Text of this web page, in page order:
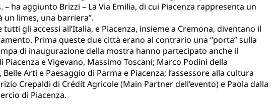
– ha aggiunto Brizzi – La Via Emilia, di cui Piacenza rappresenta un
limes, una barriera”.
gli accessi all’Italia, e Piacenza, insieme a Cremona, diventano il
Prima queste due città erano al contrario una “porta” sulla
di inaugurazione della mostra hanno partecipato anche il
e Vigevano, Massimo Toscani; Marco Podini della
Arti e Paesaggio di Parma e Piacenza; l’assessore alla cultura
Crepaldi di Crédit Agricole (Main Partner dell’evento) e Paola dalla
di Piacenza.